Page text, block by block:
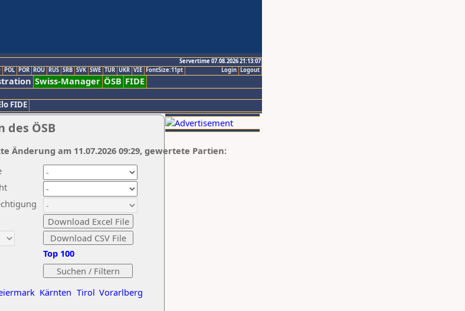
Servertime 07.08.2026 21:13:07
Logout
Login
POL POR ROU RUS SRB SVK SWE TUR UKR VIE FontSize:11pt
Swiss-Manager ÖSB FIDE
FIDE
ÖSB
Kärnten Tirol Vorarlberg
Top 100
Änderung am 11.07.2026 09:29, gewertete Partien: